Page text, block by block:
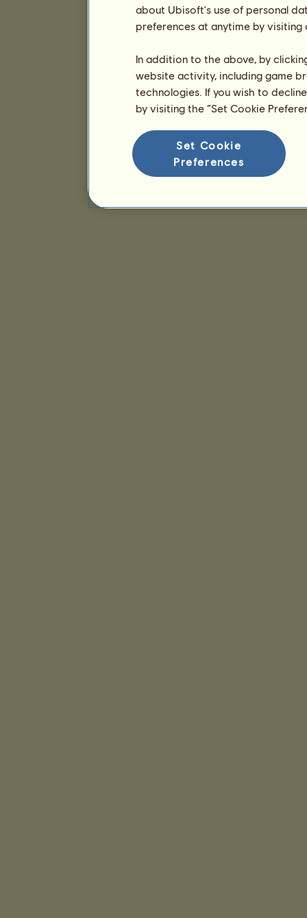
about Ubisoft's use of personal
preferences at anytime by
In addition to the above, by
website activity, including game
technologies. If you wish to
by visiting the “Set Cookie
Set Cookie
Preferences